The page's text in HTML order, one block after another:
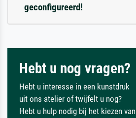
geconfigureerd!
Hebt u nog vragen?
Hebt u interesse in een kunstdruk
uit ons atelier of twijfelt u nog?
Hebt u hulp nodig bij het kiezen van